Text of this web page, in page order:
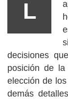
L
decisiones
posición de
elección de
demás